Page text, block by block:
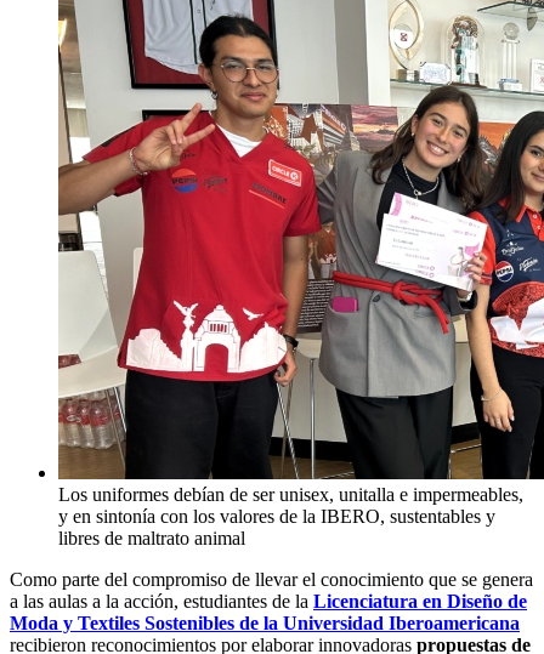
Los uniformes debían de ser unisex, unitalla e impermeables,
y en sintonía con los valores de la IBERO, sustentables y
libres de maltrato animal
Como parte del compromiso de llevar el conocimiento que se genera
a las aulas a la acción, estudiantes de la Licenciatura en Diseño de
Moda y Textiles Sostenibles de la Universidad Iberoamericana
recibieron reconocimientos por elaborar innovadoras propuestas de